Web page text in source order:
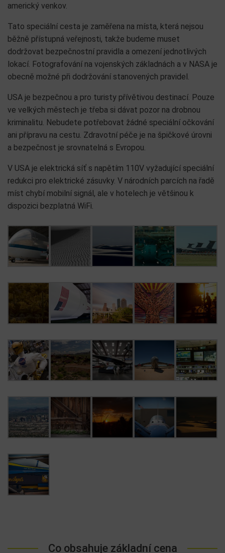
americký venkov.
Tato speciální cesta je zaměřena na místa, která nejsou
běžně přístupná veřejnosti, takže budeme muset
dodržovat bezpečnostní pravidla a omezení jednotlivých
lokací. Fotografování na vojenských základnách a v NASA je
obecně možné při dodržování stanovených pravidel.
USA je bezpečnou a pro turisty přívětivou destinací. Pouze
ve velkých městech je třeba si dávat pozor na drobnou
kriminalitu. Nebudete potřebovat žádné speciální očkování
ani přípravu na cestu. Zdravotní péče je na špičkové úrovni
a bezpečnost je srovnatelná s Evropou.
V USA je elektrická síť s napětím 110V vyžadující speciální
redukci pro elektrické zásuvky. V národních parcích na řadě
míst chybí mobilní signál, ale v hotelech je většinou k
dispozici bezplatná WiFi.
Co obsahuje základní cena